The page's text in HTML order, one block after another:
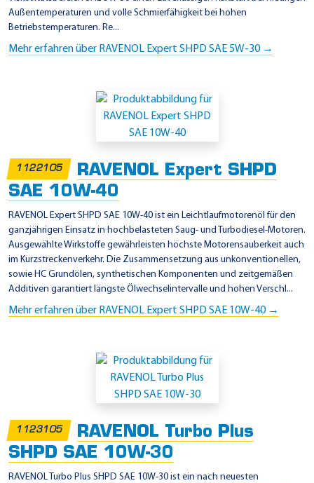
i
t
2
2
8
.
3
Außentemperaturen und volle Schmierfähigkeit bei hohen
Betriebstemperaturen. Re...
Mehr erfahren über RAVENOL Expert SHPD SAE 5W-30 →
1122105
RAVENOL Expert SHPD
SAE 10W-40
RAVENOL Expert SHPD SAE 10W-40 ist ein Leichtlaufmotorenöl für den
ganzjährigen Einsatz in hochbelasteten Saug- und Turbodiesel-Motoren.
Ausgewählte Wirkstoffe gewährleisten höchste Motorensauberkeit auch
im Kurzstreckenverkehr. Die Zusammensetzung aus unkonventionellen,
sowie HC Grundölen, synthetischen Komponenten und zeitgemäßen
Additiven garantiert längste Ölwechselintervalle und hohen Verschl...
Mehr erfahren über RAVENOL Expert SHPD SAE 10W-40 →
1123105
RAVENOL Turbo Plus
SHPD SAE 10W-30
RAVENOL Turbo Plus SHPD SAE 10W-30 ist ein nach neuesten